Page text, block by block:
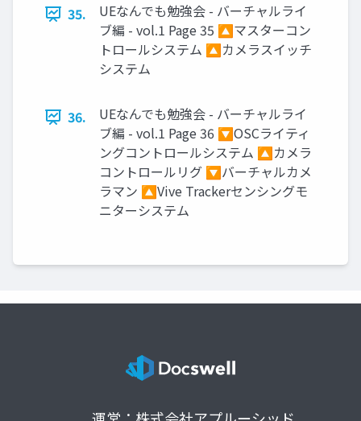
35.
UEなんでも勉強会 - バーチャルライ
ブ編 - vol.1 Page 35 🔼マスターコン
トロールシステム 🔼カメラスイッチ
システム
36.
UEなんでも勉強会 - バーチャルライ
ブ編 - vol.1 Page 36 🔽OSCライティ
ングコントロールシステム 🔼カメラ
コントロールリグ 🔽バーチャルカメ
ラマン 🔼Vive Trackerセンシングモ
ニターシステム